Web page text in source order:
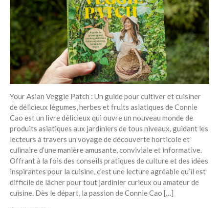
Your Asian Veggie Patch : Un guide pour cultiver et cuisiner
de délicieux légumes, herbes et fruits asiatiques de Connie
Cao est un livre délicieux qui ouvre un nouveau monde de
produits asiatiques aux jardiniers de tous niveaux, guidant les
lecteurs à travers un voyage de découverte horticole et
culinaire d’une manière amusante, conviviale et informative.
Offrant à la fois des conseils pratiques de culture et des idées
inspirantes pour la cuisine, c’est une lecture agréable qu’il est
difficile de lâcher pour tout jardinier curieux ou amateur de
cuisine. Dès le départ, la passion de Connie Cao […]